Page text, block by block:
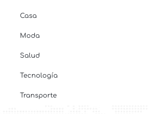
Casa
Moda
Salud
Tecnología
Transporte